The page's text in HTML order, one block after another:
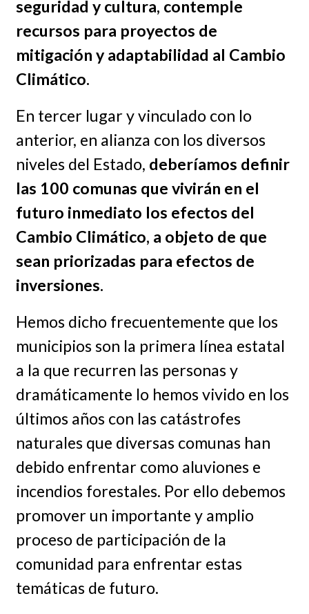
seguridad y cultura, contemple
recursos para proyectos de
mitigación y adaptabilidad al Cambio
Climático.
En tercer lugar y vinculado con lo
anterior, en alianza con los diversos
niveles del Estado, deberíamos definir
las 100 comunas que vivirán en el
futuro inmediato los efectos del
Cambio Climático, a objeto de que
sean priorizadas para efectos de
inversiones.
Hemos dicho frecuentemente que los
municipios son la primera línea estatal
a la que recurren las personas y
dramáticamente lo hemos vivido en los
últimos años con las catástrofes
naturales que diversas comunas han
debido enfrentar como aluviones e
incendios forestales. Por ello debemos
promover un importante y amplio
proceso de participación de la
comunidad para enfrentar estas
temáticas de futuro.